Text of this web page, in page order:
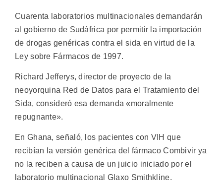
Cuarenta laboratorios multinacionales demandarán
al gobierno de Sudáfrica por permitir la importación
de drogas genéricas contra el sida en virtud de la
Ley sobre Fármacos de 1997.
Richard Jefferys, director de proyecto de la
neoyorquina Red de Datos para el Tratamiento del
Sida, consideró esa demanda «moralmente
repugnante».
En Ghana, señaló, los pacientes con VIH que
recibían la versión genérica del fármaco Combivir ya
no la reciben a causa de un juicio iniciado por el
laboratorio multinacional Glaxo Smithkline.